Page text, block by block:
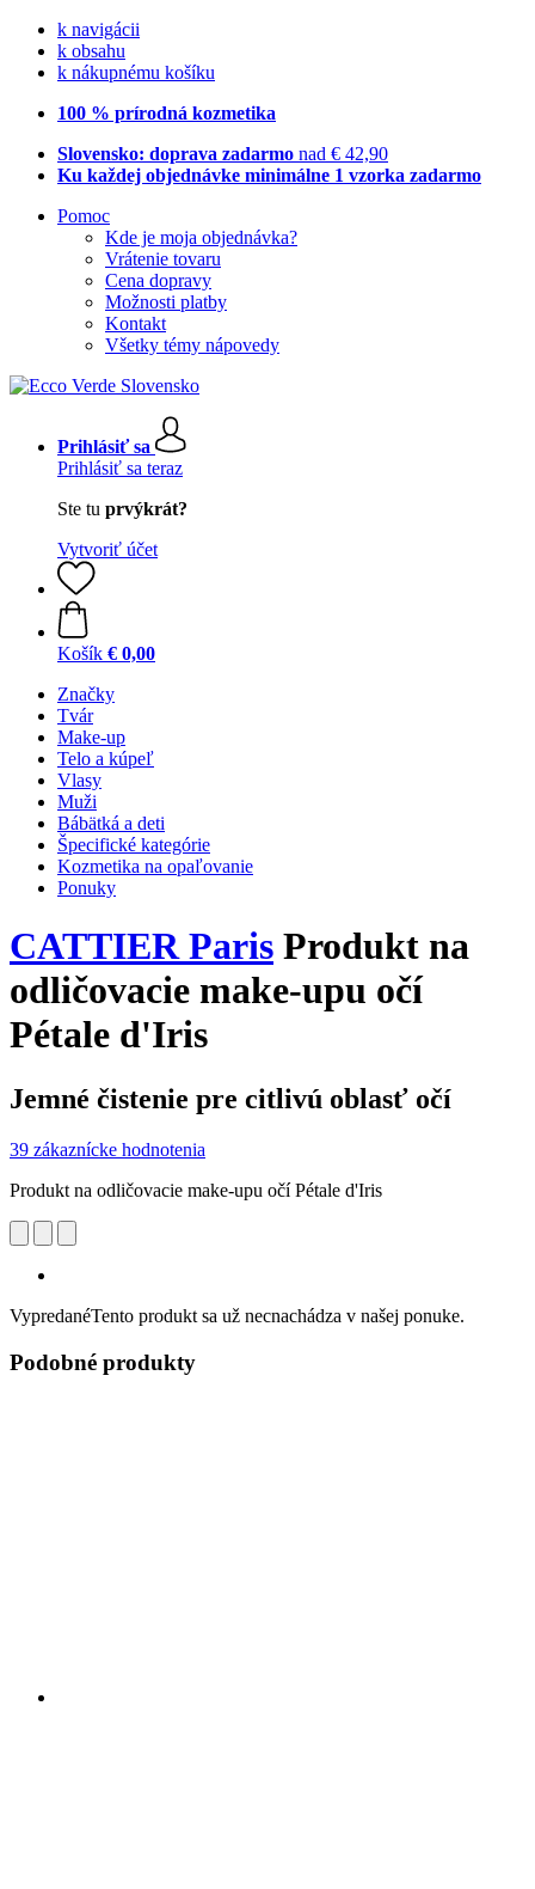
k navigácii
k obsahu
k nákupnému košíku
100 % prírodná kozmetika
Slovensko: doprava zadarmo nad € 42,90
Ku každej objednávke minimálne 1 vzorka zadarmo
Pomoc
Kde je moja objednávka?
Vrátenie tovaru
Cena dopravy
Možnosti platby
Kontakt
Všetky témy nápovedy
Prihlásiť sa
Prihlásiť sa teraz
Ste tu prvýkrát?
Vytvoriť účet
Košík € 0,00
Značky
Tvár
Make-up
Telo a kúpeľ
Vlasy
Muži
Bábätká a deti
Špecifické kategórie
Kozmetika na opaľovanie
Ponuky
CATTIER Paris Produkt na
odličovacie make-upu očí
Pétale d'Iris
Jemné čistenie pre citlivú oblasť očí
39 zákaznícke hodnotenia
Produkt na odličovacie make-upu očí Pétale d'Iris
VypredanéTento produkt sa už necnachádza v našej ponuke.
Podobné produkty